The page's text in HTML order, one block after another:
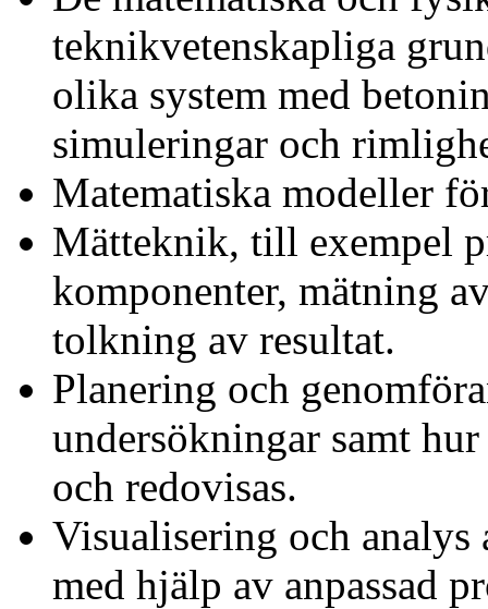
teknikvetenskapliga
olika system med
simuleringar och
Matematiska modeller
Mätteknik, till exempel
komponenter, mätning
tolkning av resultat.
Planering och
undersökningar samt
och redovisas.
Visualisering och analys
med hjälp av anpassad